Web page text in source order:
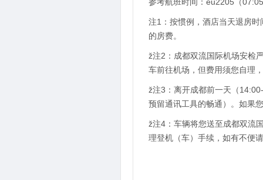
注1：按惯例，酒店当天退房
的房费。
ž注2：成都双流国际机场安检
车前往机场，但费用须您自理
ž注3：离开成都前一天（
预留通讯工具的畅通）。如果
ž注4：车辆将您送至成都双流
理登机（车）手续，如有不便